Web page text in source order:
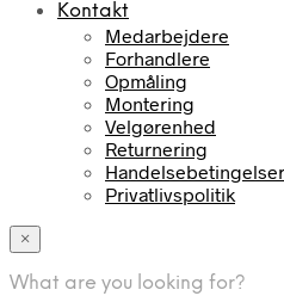
Kontakt
Medarbejdere
Forhandlere
Opmåling
Montering
Velgørenhed
Returnering
Handelsebetingelser
Privatlivspolitik
×
What are you looking for?